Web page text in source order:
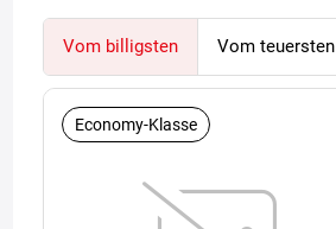
Vom billigsten Vom teuersten
Economy-Klasse